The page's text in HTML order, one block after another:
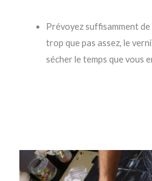
Prévoyez suffisamment de
trop que pas assez, le
sécher le temps que vous